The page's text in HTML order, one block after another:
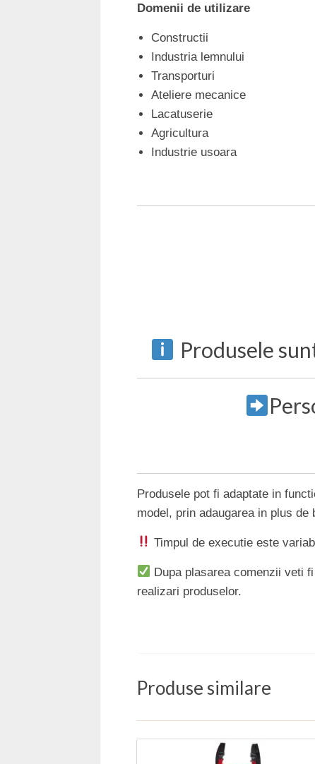
Domenii de utilizare
Constructii
Industria lemnului
Transporturi
Ateliere mecanice
Lacatuserie
Agricultura
Industrie usoara
Produsele
Produsele pot fi adaptate in
model, prin adaugarea in plus
Timpul de executie este
Dupa plasarea comenzii veti
realizari produselor.
Produse similare